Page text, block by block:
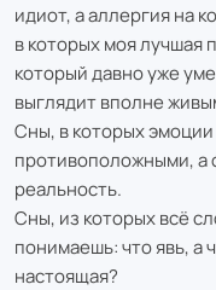
идиот, а аллергия на
в которых моя лучшая
который давно уже
выглядит вполне
Сны, в которых
противоположными, а
реальность.
Сны, из которых всё
понимаешь: что явь, а
настоящая?